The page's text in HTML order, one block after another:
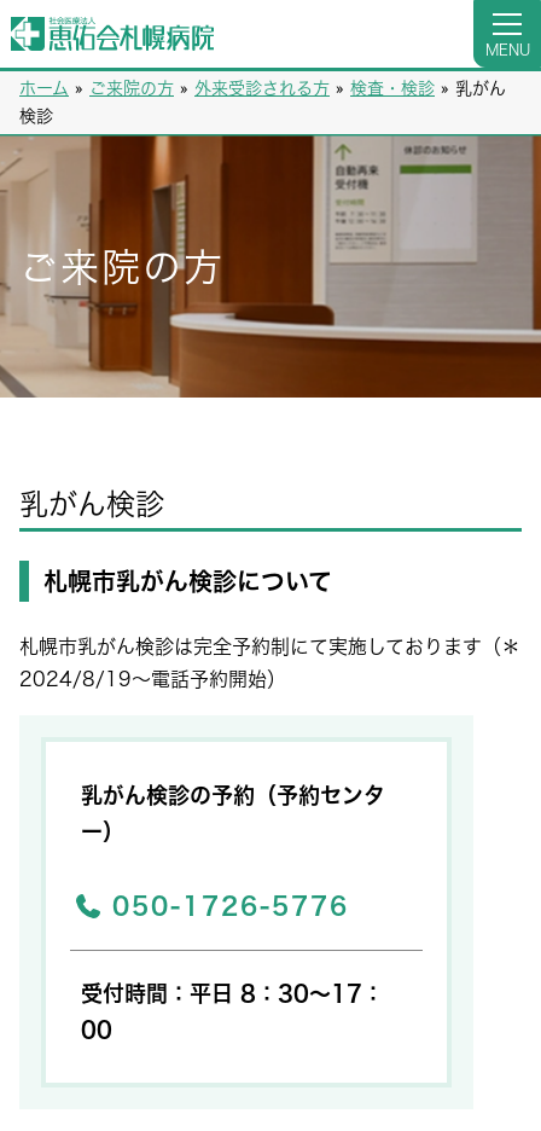
MENU
ホーム » ご来院の方 » 外来受診される方 » 検査・検診 » 乳がん
検診
ご来院の方
乳がん検診
札幌市乳がん検診について
札幌市乳がん検診は完全予約制にて実施しております（＊
2024/8/19～電話予約開始）
乳がん検診の予約（予約センタ
ー）
050-1726-5776
受付時間：平日 8：30～17：
00